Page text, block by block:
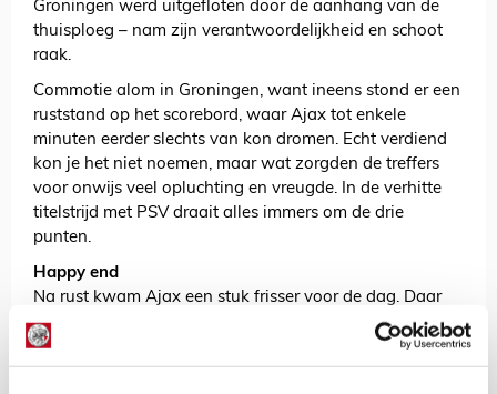
Groningen werd uitgefloten door de aanhang van de
thuisploeg – nam zijn verantwoordelijkheid en schoot
raak.
Commotie alom in Groningen, want ineens stond er een
ruststand op het scorebord, waar Ajax tot enkele
minuten eerder slechts van kon dromen. Echt verdiend
kon je het niet noemen, maar wat zorgden de treffers
voor onwijs veel opluchting en vreugde. In de verhitte
titelstrijd met PSV draait alles immers om de drie
punten.
Happy end
Na rust kwam Ajax een stuk frisser voor de dag. Daar
was niet veel voor nodig, maar het was desondanks
een fijne constatering. Berghuis had Ajax wellicht eerder
naar 1-3 moeten schieten, maar raakte de bal volledig